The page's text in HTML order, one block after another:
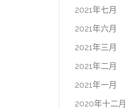
2021年七月
2021年六月
2021年三月
2021年二月
2021年一月
2020年十二月